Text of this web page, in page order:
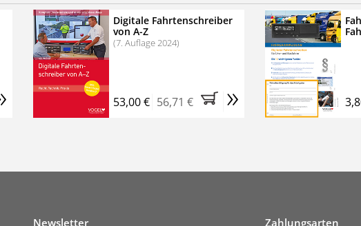
Online-Seminare
Sie jetzt das VerkehrsRundschau Profipaket im Kennenlern-Abo für zwei
(inkl. der derzeitig gesetzlichen MwSt. und Versandkosten).Nach 2
Sie nichts weiter tun, das Abonnement endet automatisch, es
keine weiteren Verpflichtungen.
Digitale Fahrtenschreiber
von A-Z
(7. Auflage 2024)
53,00 € 56,71 € »
Newsletter Zahlungsarten